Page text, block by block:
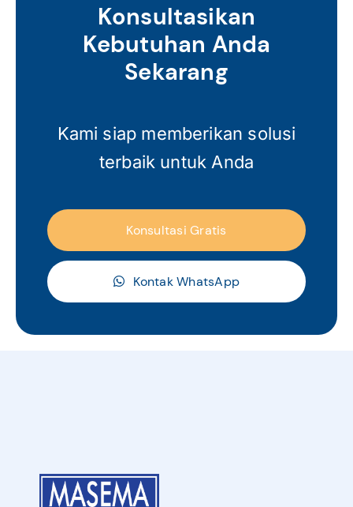
Konsultasikan
Kebutuhan Anda
Sekarang
Kami siap memberikan solusi
terbaik untuk Anda
Konsultasi Gratis
Kontak WhatsApp